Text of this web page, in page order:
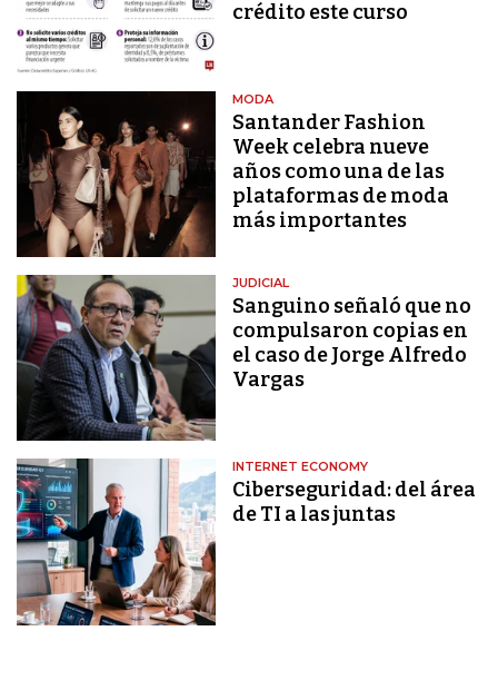
crédito este curso
MODA
Santander Fashion
Week celebra nueve
años como una de las
plataformas de moda
más importantes
JUDICIAL
Sanguino señaló que no
compulsaron copias en
el caso de Jorge Alfredo
Vargas
INTERNET ECONOMY
Ciberseguridad: del área
de TI a las juntas